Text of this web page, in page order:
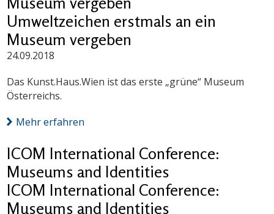
Umweltzeichen erstmals an ein
Museum vergeben
24.09.2018
Das Kunst.Haus.Wien ist das erste „grüne“ Museum
Österreichs.
Mehr erfahren
ICOM International Conference:
Museums and Identities
ICOM International Conference:
Museums and Identities